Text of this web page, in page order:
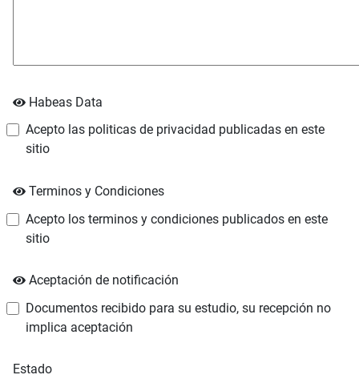
Habeas Data
Acepto las politicas de privacidad publicadas en este
sitio
Terminos y Condiciones
Acepto los terminos y condiciones publicados en este
sitio
Aceptación de notificación
Documentos recibido para su estudio, su recepción no
implica aceptación
Estado